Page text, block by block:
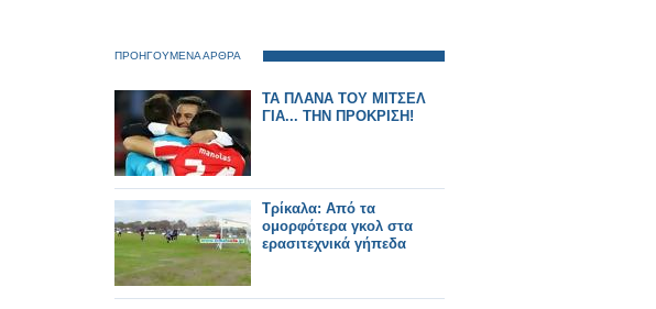
ΠΡΟΗΓΟΥΜΕΝΑ ΑΡΘΡΑ
ΤΑ ΠΛΑΝΑ ΤΟΥ ΜΙΤΣΕΛ
ΓΙΑ... ΤΗΝ ΠΡΟΚΡΙΣΗ!
Τρίκαλα: Από τα
ομορφότερα γκολ στα
ερασιτεχνικά γήπεδα